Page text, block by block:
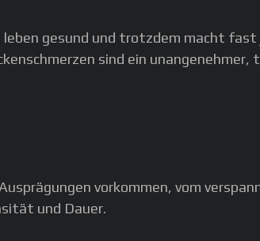
leben gesund und trotzdem macht
sind ein
vorkommen, vom
und Dauer.